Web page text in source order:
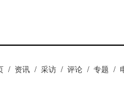
/ 资讯 / 采访 / 评论 / 专题 /